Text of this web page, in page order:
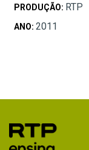
PRODUÇÃO: RTP
ANO: 2011